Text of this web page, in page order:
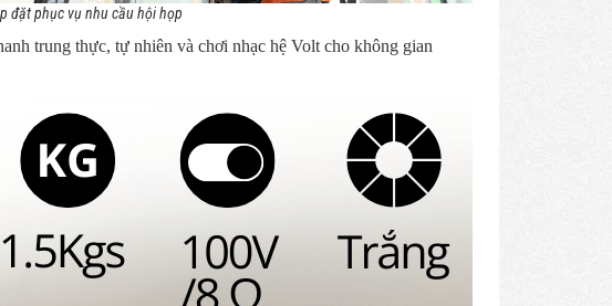
đặt phục vụ nhu cầu hội họp
trung thực, tự nhiên và chơi nhạc hệ Volt cho không gian